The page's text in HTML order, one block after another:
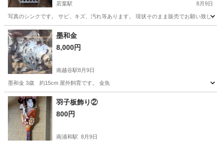
若葉駅 8月9日
写真のシンクです。 サビ、キズ、汚れ等あります。 現状そのまま販売でお願い致し
埼玉 坂戸市 若葉駅
墨和金
8,000円
南越谷駅8月9日
墨和金 3歳 約15cm 屋外飼育です。 金魚
埼玉 越谷市 南越谷駅 その他
羽子板飾り②
800円
南浦和駅 8月9日